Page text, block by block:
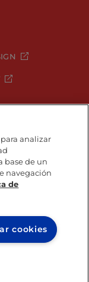
seguridad
Compliance
analizar
base de un
navegación
de
cookies